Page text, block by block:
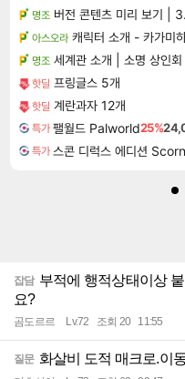
명조 버전 콘텐츠 미리 보기 | 3.6 버전 「신기루 속
아스오라 캐릭터 소개 - 카가미
명조 세계관 소개 | 소명 상인회
핫딜 프링글스 5개
핫딜 계란과자 12개
특가 팰월드 Palworld25%
특가
잡담 부적에 행적상태이상
요?
곰도르르 Lv.72 조회 20 11:55
질문 화살비 도적 매크로.이